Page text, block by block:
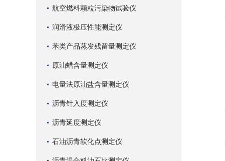
航空燃料颗粒污染物试验仪
润滑液极压性能测定仪
苯类产品蒸发残留量测定仪
原油蜡含量测定仪
电量法原油盐含量测定仪
沥青针入度测定仪
沥青延度测定仪
石油沥青软化点测定仪